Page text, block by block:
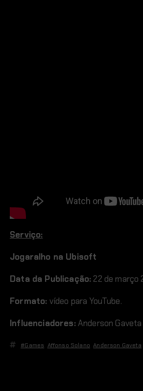
Serviço:
Jogaralho na Ubisoft
Data da Publicação: 22 de março
Formato: vídeo para YouTube.
Influenciadores: Anderson
#Games Affonso Solano ,Anderson Gaveta